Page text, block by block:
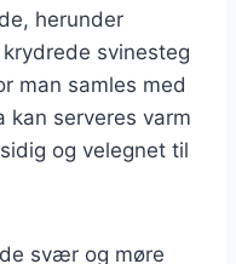
herunder
svinesteg
man samles med
kan serveres varm
og velegnet til
svær og møre